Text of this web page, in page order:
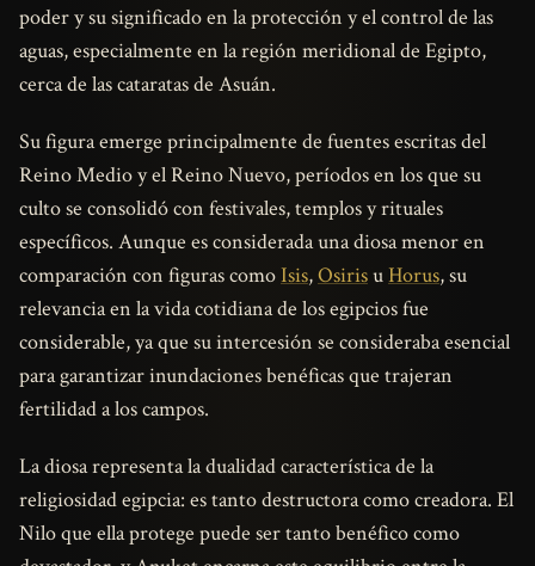
poder y su significado en la protección y el control de las
aguas, especialmente en la región meridional de Egipto,
cerca de las cataratas de Asuán.
Su figura emerge principalmente de fuentes escritas del
Reino Medio y el Reino Nuevo, períodos en los que su
culto se consolidó con festivales, templos y rituales
específicos. Aunque es considerada una diosa menor en
comparación con figuras comoIsis,OsirisuHorus, su
relevancia en la vida cotidiana de los egipcios fue
considerable, ya que su intercesión se consideraba esencial
para garantizar inundaciones benéficas que trajeran
fertilidad a los campos.
La diosa representa la dualidad característica de la
religiosidad egipcia: es tanto destructora como creadora. El
Nilo que ella protege puede ser tanto benéfico como